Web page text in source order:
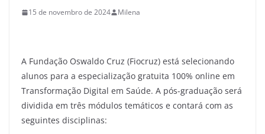
15 de novembro de 2024 Milena
A Fundação Oswaldo Cruz (Fiocruz) está selecionando
alunos para a especialização gratuita 100% online em
Transformação Digital em Saúde. A pós-graduação será
dividida em três módulos temáticos e contará com as
seguintes disciplinas: